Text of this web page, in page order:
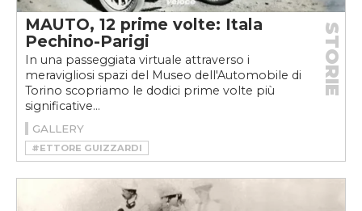
MAUTO, 12 prime volte: Itala
Pechino-Parigi
In una passeggiata virtuale attraverso i
meravigliosi spazi del Museo dell'Automobile di
Torino scopriamo le dodici prime volte più
significative...
STORIE
GALLERY
#ETTORE GUIZZARDI
#ITALA PECHINO-PARIGI
#LUIGI BARZINI
#MAUTO 12 PRIME VOLTE
#RAID